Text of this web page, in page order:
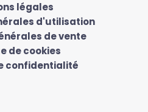
légales
d'utilisation
de vente
de cookies
confidentialité